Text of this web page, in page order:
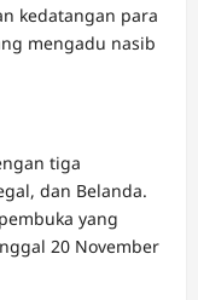
kedatangan para
mengadu nasib
tiga
dan Belanda.
yang
20 November